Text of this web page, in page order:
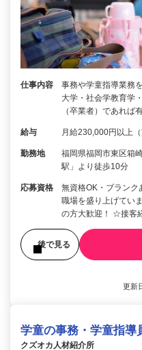
仕事内容
事務や学童指導業務
大学・社会学教育学
（卒業者）であれば
給与 月給230,000円以上
勤務地
福岡県福岡市東区箱
駅」より徒歩10分
応募資格
無資格OK・ブラン
職場を盛り上げてい
の方大歓迎！ ☆接客
後で見る
更新
学童の事務・学童指導
クズオカ人材紹介所